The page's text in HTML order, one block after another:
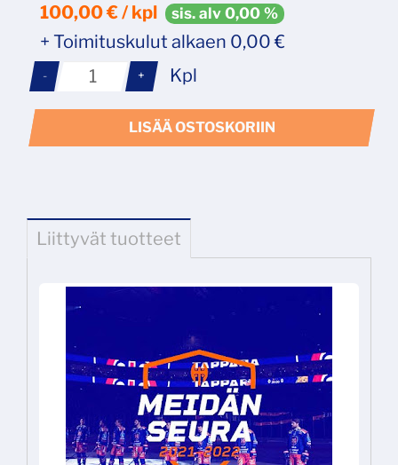
100,00 € / kpl sis. alv 0,00 %
+ Toimituskulut alkaen 0,00 €
- + Kpl
LISÄÄ OSTOSKORIIN
Liittyvät tuotteet